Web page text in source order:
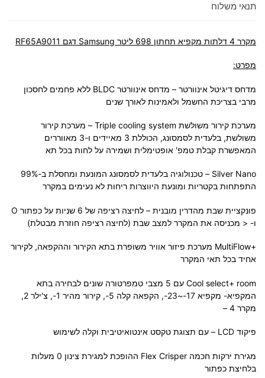
תנאי משלוח
מקרר 4 דלתות ‏מקפיא תחתון 698 ליטר Samsung דגם RF65A9011
מפרט:
מדחס דיגיטל אינוורטר – מדחס אינוורטר BLDC ללא פחמים לחסכון
מרבי בצריכת החשמל ולאמינות לאורך שנים
מערכת קירור משולשת Triple cooling system – מערכת קירור
משולשת, בלעדית לסמסונג, הכוללת 3 מאיידים ו-3 מאווררים
המאפשרת קבלת טמפ' אופטימלית ושמירה על לחות בכל תא
Silver Nano – טכנולוגיה בלעדית לסמסונג המונעת ומחסלת ב-99%
התפתחות בקטריות ומונעת היווצרות ריחות לא נעימים במקרר
פונקציית שבת מהדרין מובנית – לחיצה רציפה של 6 שניות על כפתור O
ו- < מכניסה את המקרר למצב שבת (לחיצה רציפה חוזרת מבטלת)
+MultiFlow מערכת פיזור אוויר משופרת בתא הקירור וההקפאה, לקירור
אחיד בכל תאי המקרר
Cool select+ room עם 5 מצבי טמפרטורה שונים לבחירה בתא
המקפיא- מקפיא 17-~23-, הקפאה קלה 5-, קירור מהיר 1-, צ'ילר 2,
מקרר 4 –
פיקוד LCD – עם תצוגת טקסט אינטואיטיבית וקלה לשימוש
מגירת ירקות חכמה Flex Crisper ההופכת למגירת צינון 0 מעלות
בלחיצת כפתור